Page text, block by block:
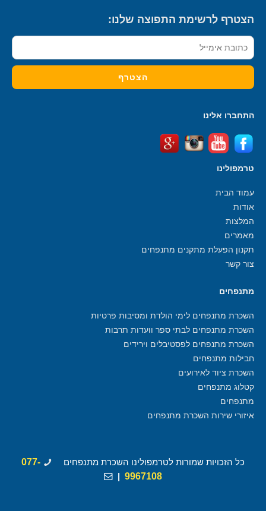
הצטרף לרשימת התפוצה שלנו:
התחברו אלינו
טרמפולינו
עמוד הבית
אודות
המלצות
מאמרים
תקנון הפעלת מתקנים מתנפחים
צור קשר
מתנפחים
השכרת מתנפחים לימי הולדת ומסיבות פרטיות
השכרת מתנפחים לבתי ספר וועדות תרבות
השכרת מתנפחים לפסטיבלים וירידים
חבילות מתנפחים
השכרת ציוד לאירועים
קטלוג מתנפחים
מתנפחים
איזורי שירות השכרת מתנפחים
כל הזכויות שמורות לטרמפולינו השכרת מתנפחים
077-
9967108
|